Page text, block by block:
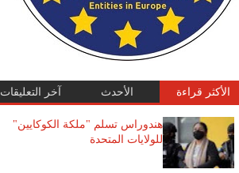
الأكثر قراءة الأحدث آخر التعليقات
هندوراس تسلم "ملكة الكوكايين"
للولايات المتحدة